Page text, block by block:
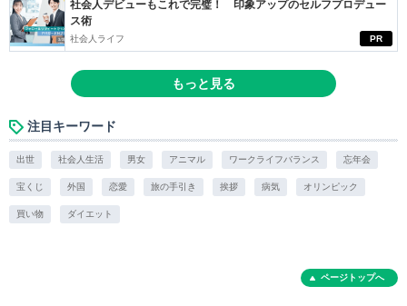
PR
社会人デビューもこれで完璧！ 印象アップのセルフプロデュー
ス術
社会人ライフ
もっと見る
注目キーワード
出世 社会人生活 男女 アニマル ワークライフバランス 忘年会
宝くじ 外国 恋愛 旅の手引き 挨拶 病気 オリンピック
買い物 ダイエット
ページトップへ